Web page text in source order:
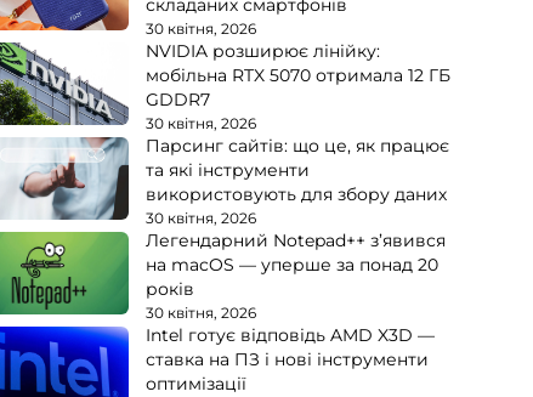
складаних смартфонів
30 квітня, 2026
NVIDIA розширює лінійку:
мобільна RTX 5070 отримала 12 ГБ
GDDR7
30 квітня, 2026
Парсинг сайтів: що це, як працює
та які інструменти
використовують для збору даних
30 квітня, 2026
Легендарний Notepad++ з’явився
на macOS — уперше за понад 20
років
30 квітня, 2026
Intel готує відповідь AMD X3D —
ставка на ПЗ і нові інструменти
оптимізації